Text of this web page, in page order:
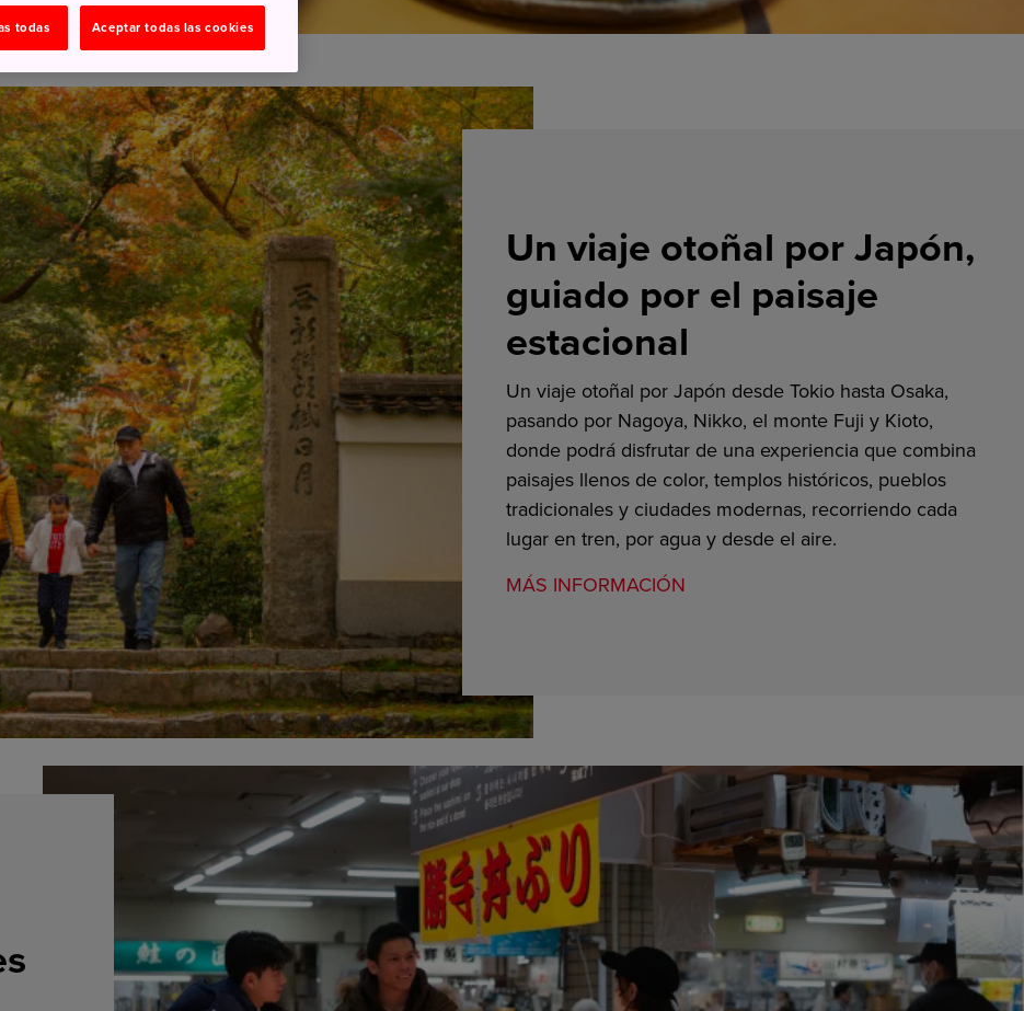
Un viaje otoñal por Japón,
guiado por el paisaje
estacional
Un viaje otoñal por Japón desde Tokio hasta Osaka,
pasando por Nagoya, Nikko, el monte Fuji y Kioto,
donde podrá disfrutar de una experiencia que combina
paisajes llenos de color, templos históricos, pueblos
tradicionales y ciudades modernas, recorriendo cada
lugar en tren, por agua y desde el aire.
MÁS INFORMACIÓN
todas Aceptar todas las cookies